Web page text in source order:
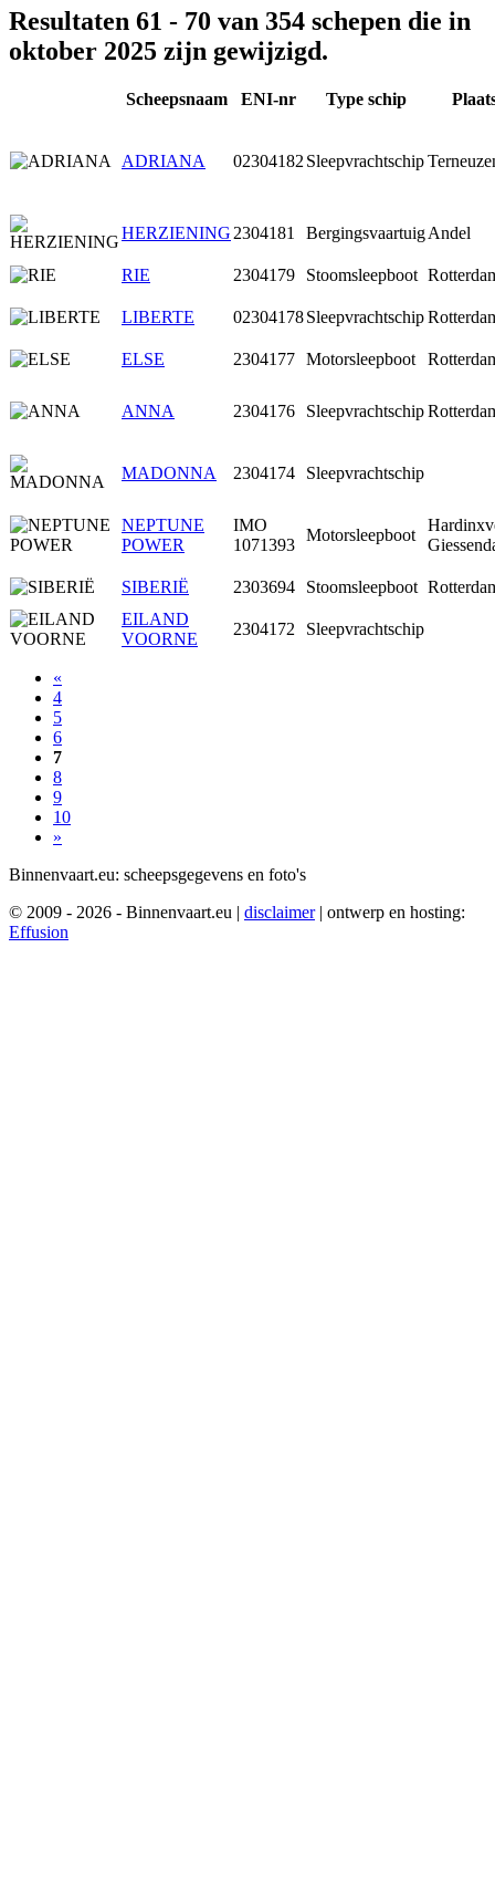
Resultaten 61 - 70 van 354 schepen die in
oktober 2025 zijn gewijzigd.
Scheepsnaam ENI-nr Type schip
ADRIANA 02304182 Sleepvrachtschip
HERZIENING 2304181 BergingsvaartuigAndel
RIE 2304179 Stoomsleepboot
LIBERTE 02304178Sleepvrachtschip
ELSE 2304177 Motorsleepboot
ANNA 2304176 Sleepvrachtschip
MADONNA 2304174 Sleepvrachtschip
NEPTUNE
POWER
IMO
1071393
Motorsleepboot
SIBERIË 2303694 Stoomsleepboot
EILAND
VOORNE
2304172 Sleepvrachtschip
«
4
5
6
7
8
9
10
»
Binnenvaart.eu: scheepsgegevens en foto's
© 2009 - 2026 - Binnenvaart.eu | disclaimer | ontwerp en hosting:
Effusion